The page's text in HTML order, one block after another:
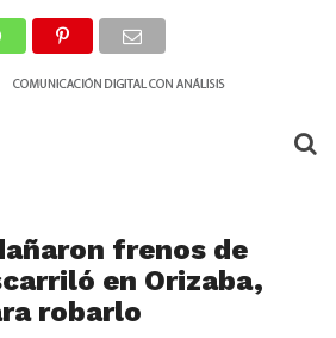
frenos de
en Orizaba,
robarlo